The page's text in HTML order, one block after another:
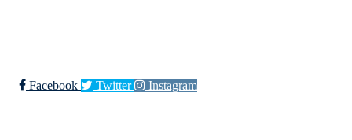
Facebook Twitter Instagram